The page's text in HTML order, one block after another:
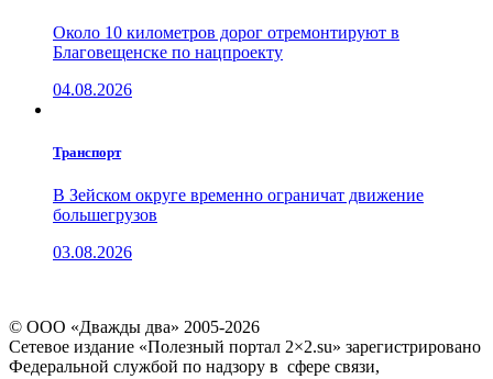
Около 10 километров дорог отремонтируют в
Благовещенске по нацпроекту
04.08.2026
Транспорт
В Зейском округе временно ограничат движение
большегрузов
03.08.2026
© ООО «Дважды два» 2005-2026
Сетевое издание «Полезный портал 2×2.su» зарегистрировано
Федеральной службой по надзору в сфере связи,